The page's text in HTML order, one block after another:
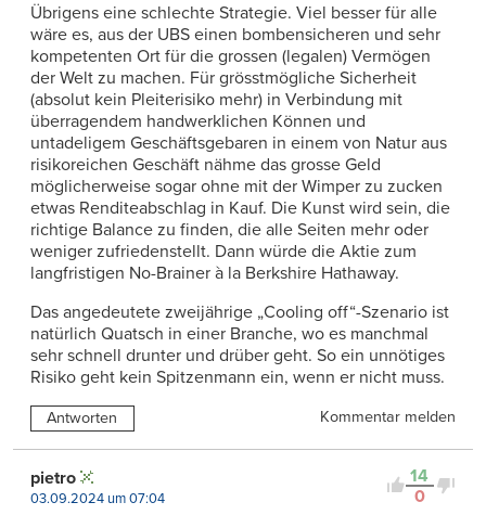
Übrigens eine schlechte Strategie. Viel besser für alle
wäre es, aus der UBS einen bombensicheren und sehr
kompetenten Ort für die grossen (legalen) Vermögen
der Welt zu machen. Für grösstmögliche Sicherheit
(absolut kein Pleiterisiko mehr) in Verbindung mit
überragendem handwerklichen Können und
untadeligem Geschäftsgebaren in einem von Natur aus
risikoreichen Geschäft nähme das grosse Geld
möglicherweise sogar ohne mit der Wimper zu zucken
etwas Renditeabschlag in Kauf. Die Kunst wird sein, die
richtige Balance zu finden, die alle Seiten mehr oder
weniger zufriedenstellt. Dann würde die Aktie zum
langfristigen No-Brainer à la Berkshire Hathaway.
Das angedeutete zweijährige „Cooling off“-Szenario ist
natürlich Quatsch in einer Branche, wo es manchmal
sehr schnell drunter und drüber geht. So ein unnötiges
Risiko geht kein Spitzenmann ein, wenn er nicht muss.
Antworten Kommentar melden
14
0
pietro
03.09.2024 um 07:04